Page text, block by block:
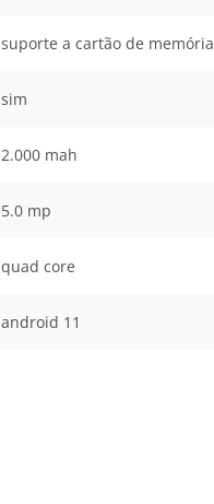
suporte a cartão de
sim
2.000 mah
5.0 mp
quad core
android 11